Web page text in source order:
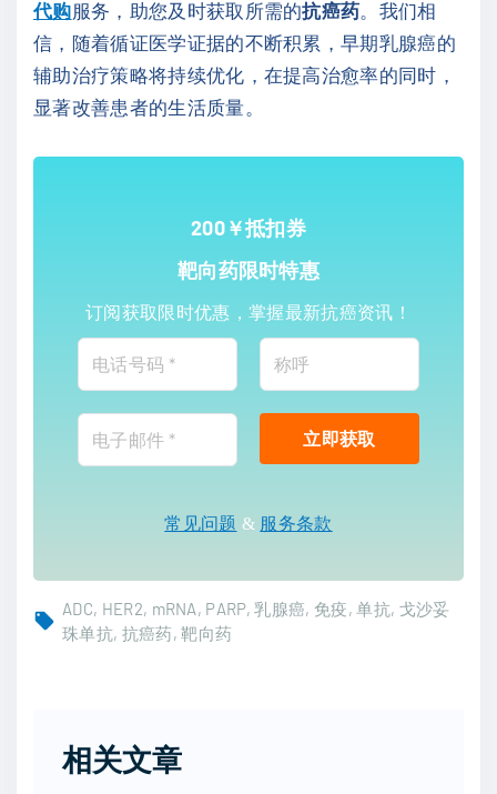
代购服务，助您及时获取所需的抗癌药 。我们相
信，随着循证医学证据的不断积累，早期乳腺癌的
辅助治疗策略将持续优化，在提高治愈率的同时，
显著改善患者的生活质量。
200￥抵扣券
靶向药限时特惠
订阅获取限时优惠，掌握最新抗癌资讯！
常见问题 & 服务条款
ADC HER2 mRNA PARP 乳腺癌 免疫 单抗 戈沙妥
珠单抗 抗癌药 靶向药
相关文章